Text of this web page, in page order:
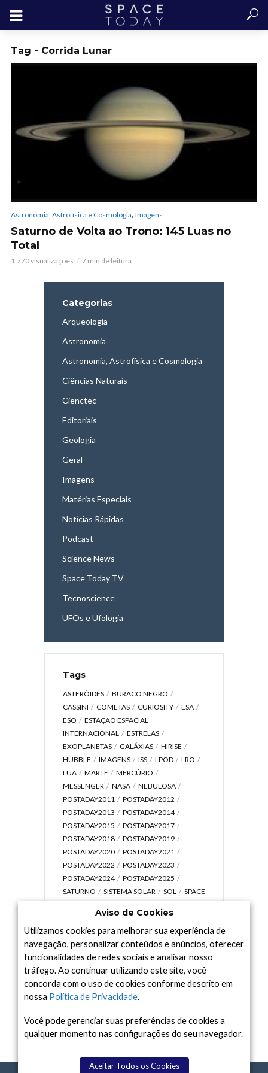
Tag - Corrida Lunar
Astronomia, Astrofísica e Cosmologia, Imagens
Saturno de Volta ao Trono: 145 Luas no
Total
1.770 visualizações 7 min de leitura
Categorias
Arqueologia
Astronomia
Astronomia, Astrofísica e Cosmologia
Ciências Naturais
Cienctec
Editoriais
Geologia
Geral
Imagens
Matérias Especiais
Notícias Rápidas
Podcast
Science News
Space Today TV
Tecnoscience
UFOs e Ufologia
Tags
ASTERÓIDES
BURACO NEGRO
CASSINI
COMETAS CURIOSITY
ESA
ESO
ESTAÇÃO ESPACIAL
INTERNACIONAL
ESTRELAS
EXOPLANETAS
GALÁXIAS
HIRISE
HUBBLE
IMAGENS ISS LPOD
LRO
LUA
MARTE
MERCÚRIO
MESSENGER
NASA
NEBULOSA
POSTADAY2011
POSTADAY2012
POSTADAY2013
POSTADAY2014
POSTADAY2015
POSTADAY2017
POSTADAY2018
POSTADAY2019
POSTADAY2020
POSTADAY2021
POSTADAY2022
POSTADAY2023
POSTADAY2024
POSTADAY2025
SATURNO
SISTEMA SOLAR SOL
SPACE
UNIVERSO
VÍDEO
Arquivo
Arquivo
Aviso de Cookies
Utilizamos cookies para melhorar sua experiência de
navegação, personalizar conteúdos e anúncios, oferecer
funcionalidades de redes sociais e analisar nosso
tráfego. Ao continuar utilizando este site, você
concorda com o uso de cookies conforme descrito em
nossa Política de Privacidade.
Você pode gerenciar suas preferências de cookies a
qualquer momento nas configurações do seu navegador.
Aceitar Todos os Cookies